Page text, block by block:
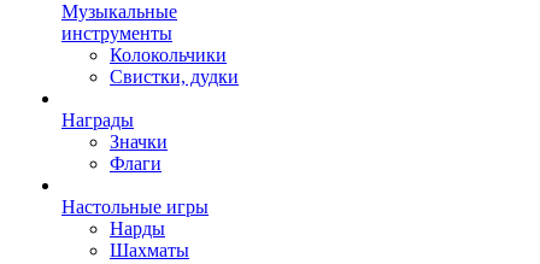
Музыкальные
инструменты
Колокольчики
Свистки, дудки
Награды
Значки
Флаги
Настольные игры
Нарды
Шахматы